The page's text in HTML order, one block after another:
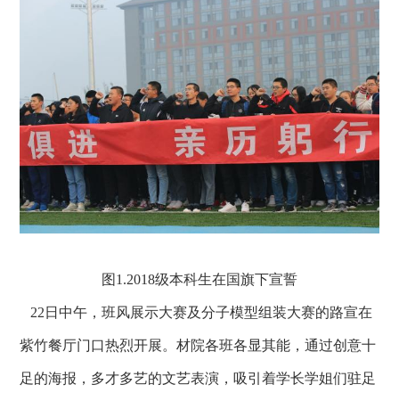
图1.2018级本科生在国旗下宣誓
22日中午，班风展示大赛及分子模型组装大赛的路宣在
紫竹餐厅门口热烈开展。材院各班各显其能，通过创意十
足的海报，多才多艺的文艺表演，吸引着学长学姐们驻足